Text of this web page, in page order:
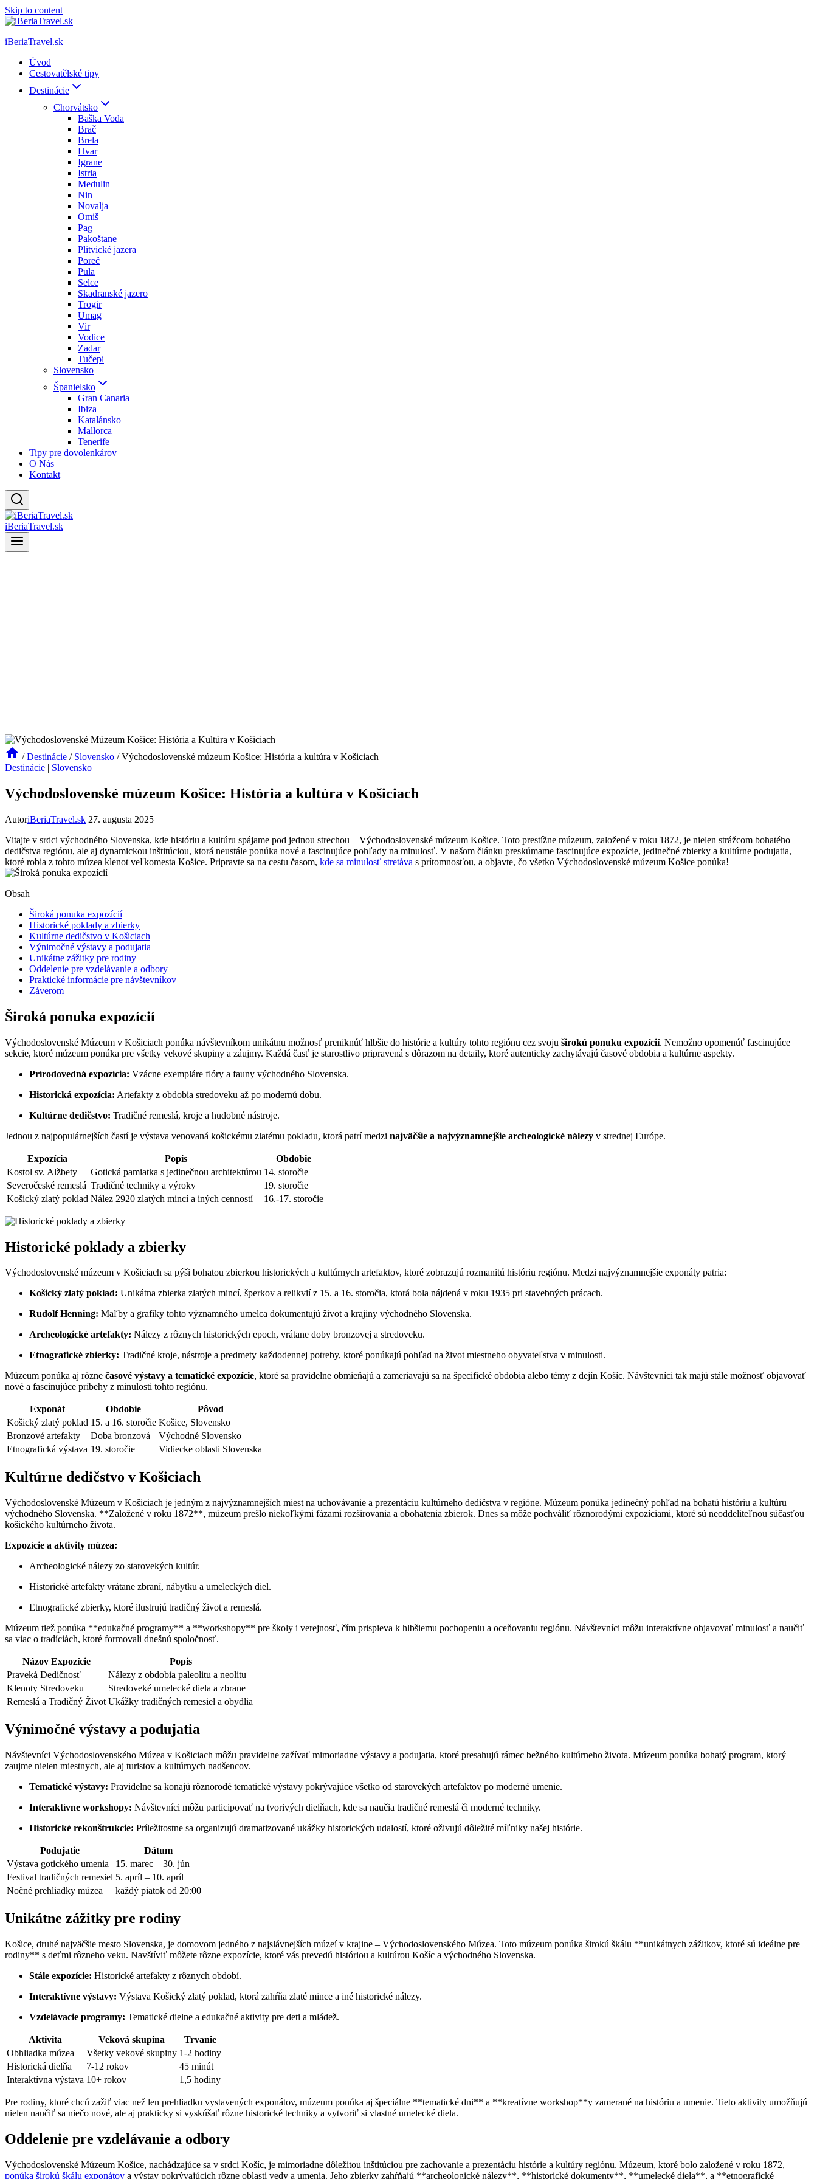
Skip to content
iBeriaTravel.sk
Úvod
Cestovatělské tipy
Destinácie
Chorvátsko
Baška Voda
Brač
Brela
Hvar
Igrane
Istria
Medulin
Nin
Novalja
Omiš
Pag
Pakoštane
Plitvické jazera
Poreč
Pula
Selce
Skadranské jazero
Trogir
Umag
Vir
Vodice
Zadar
Tučepi
Slovensko
Španielsko
Gran Canaria
Ibiza
Katalánsko
Mallorca
Tenerife
Tipy pre dovolenkárov
O Nás
Kontakt
iBeriaTravel.sk
/ Destinácie / Slovensko / Východoslovenské múzeum Košice: História a kultúra v Košiciach
Destinácie | Slovensko
Východoslovenské múzeum Košice: História a kultúra v Košiciach
AutoriBeriaTravel.sk 27. augusta 2025
Vitajte v srdci východného Slovenska, kde históriu a kultúru spájame pod jednou strechou – Východoslovenské múzeum Košice. Toto prestížne múzeum, založené v roku 1872, je nielen strážcom bohatého
dedičstva regiónu, ale aj dynamickou inštitúciou, ktorá neustále ponúka nové a fascinujúce pohľady na minulosť. V našom článku preskúmame fascinujúce expozície, jedinečné zbierky a kultúrne podujatia,
ktoré robia z tohto múzea klenot veľkomesta Košice. Pripravte sa na cestu časom, kde sa minulosť stretáva s prítomnosťou, a objavte, čo všetko Východoslovenské múzeum Košice ponúka!
Obsah
Široká ponuka expozícií
Historické poklady a zbierky
Kultúrne dedičstvo v Košiciach
Výnimočné výstavy a podujatia
Unikátne zážitky pre rodiny
Oddelenie pre vzdelávanie a odbory
Praktické informácie pre návštevníkov
Záverom
Široká ponuka expozícií
Východoslovenské Múzeum v Košiciach ponúka návštevníkom unikátnu možnosť preniknúť hlbšie do histórie a kultúry tohto regiónu cez svoju širokú ponuku expozícií. Nemožno opomenúť fascinujúce
sekcie, ktoré múzeum ponúka pre všetky vekové skupiny a záujmy. Každá časť je starostlivo pripravená s dôrazom na detaily, ktoré autenticky zachytávajú časové obdobia a kultúrne aspekty.
Prírodovedná expozícia: Vzácne exempláre flóry a fauny východného Slovenska.
Historická expozícia: Artefakty z obdobia stredoveku až po modernú dobu.
Kultúrne dedičstvo: Tradičné remeslá, kroje a hudobné nástroje.
Jednou z najpopulárnejších častí je výstava venovaná košickému zlatému pokladu, ktorá patrí medzi najväčšie a najvýznamnejšie archeologické nálezy v strednej Európe.
Expozícia Popis
Obdobie
Kostol sv. Alžbety
Gotická pamiatka s jedinečnou architektúrou 14. storočie
Severočeské remeslá Tradičné techniky a výroky
19. storočie
Košický zlatý poklad Nález 2920 zlatých mincí a iných cenností 16.-17. storočie
Historické poklady a zbierky
Východoslovenské múzeum v Košiciach sa pýši bohatou zbierkou historických a kultúrnych artefaktov, ktoré zobrazujú rozmanitú históriu regiónu. Medzi najvýznamnejšie exponáty patria:
Košický zlatý poklad: Unikátna zbierka zlatých mincí, šperkov a relikvií z 15. a 16. storočia, ktorá bola nájdená v roku 1935 pri stavebných prácach.
Rudolf Henning: Maľby a grafiky tohto významného umelca dokumentujú život a krajiny východného Slovenska.
Archeologické artefakty: Nálezy z rôznych historických epoch, vrátane doby bronzovej a stredoveku.
Etnografické zbierky: Tradičné kroje, nástroje a predmety každodennej potreby, ktoré ponúkajú pohľad na život miestneho obyvateľstva v minulosti.
Múzeum ponúka aj rôzne časové výstavy a tematické expozície, ktoré sa pravidelne obmieňajú a zameriavajú sa na špecifické obdobia alebo témy z dejín Košíc. Návštevníci tak majú stále možnosť objavovať
nové a fascinujúce príbehy z minulosti tohto regiónu.
Exponát Obdobie
Pôvod
Košický zlatý poklad 15. a 16. storočie Košice, Slovensko
Bronzové artefakty
Doba bronzová
Východné Slovensko
Etnografická výstava 19. storočie Vidiecke oblasti Slovenska
Kultúrne dedičstvo v Košiciach
Východoslovenské Múzeum v Košiciach je jedným z najvýznamnejších miest na uchovávanie a prezentáciu kultúrneho dedičstva v regióne. Múzeum ponúka jedinečný pohľad na bohatú históriu a kultúru
východného Slovenska. **Založené v roku 1872**, múzeum prešlo niekoľkými fázami rozširovania a obohatenia zbierok. Dnes sa môže pochváliť rôznorodými expozíciami, ktoré sú neoddeliteľnou súčasťou
košického kultúrneho života.
Expozície a aktivity múzea:
Archeologické nálezy zo starovekých kultúr.
Historické artefakty vrátane zbraní, nábytku a umeleckých diel.
Etnografické zbierky, ktoré ilustrujú tradičný život a remeslá.
Múzeum tiež ponúka **edukačné programy** a **workshopy** pre školy i verejnosť, čím prispieva k hlbšiemu pochopeniu a oceňovaniu regiónu. Návštevníci môžu interaktívne objavovať minulosť a naučiť
sa viac o tradíciách, ktoré formovali dnešnú spoločnosť.
Názov Expozície
Popis
Praveká Dedičnosť
Nálezy z obdobia paleolitu a neolitu
Klenoty Stredoveku
Stredoveké umelecké diela a zbrane
Remeslá a Tradičný Život Ukážky tradičných remesiel a obydlia
Výnimočné výstavy a podujatia
Návštevníci Východoslovenského Múzea v Košiciach môžu pravidelne zažívať mimoriadne výstavy a podujatia, ktoré presahujú rámec bežného kultúrneho života. Múzeum ponúka bohatý program, ktorý
zaujme nielen miestnych, ale aj turistov a kultúrnych nadšencov.
Tematické výstavy: Pravidelne sa konajú rôznorodé tematické výstavy pokrývajúce všetko od starovekých artefaktov po moderné umenie.
Interaktívne workshopy: Návštevníci môžu participovať na tvorivých dielňach, kde sa naučia tradičné remeslá či moderné techniky.
Historické rekonštrukcie: Príležitostne sa organizujú dramatizované ukážky historických udalostí, ktoré oživujú dôležité míľniky našej histórie.
Podujatie
Dátum
Výstava gotického umenia
15. marec – 30. jún
Festival tradičných remesiel 5. apríl – 10. apríl
Nočné prehliadky múzea
každý piatok od 20:00
Unikátne zážitky pre rodiny
Košice, druhé najväčšie mesto Slovenska, je domovom jedného z najslávnejších múzeí v krajine – Východoslovenského Múzea. Toto múzeum ponúka širokú škálu **unikátnych zážitkov, ktoré sú ideálne pre
rodiny** s deťmi rôzneho veku. Navštíviť môžete rôzne expozície, ktoré vás prevedú históriou a kultúrou Košíc a východného Slovenska.
Stále expozície: Historické artefakty z rôznych období.
Interaktívne výstavy: Výstava Košický zlatý poklad, ktorá zahŕňa zlaté mince a iné historické nálezy.
Vzdelávacie programy: Tematické dielne a edukačné aktivity pre deti a mládež.
Aktivita Veková skupina
Trvanie
Obhliadka múzea
Všetky vekové skupiny 1-2 hodiny
Historická dielňa
7-12 rokov
45 minút
Interaktívna výstava 10+ rokov 1,5 hodiny
Pre rodiny, ktoré chcú zažiť viac než len prehliadku vystavených exponátov, múzeum ponúka aj špeciálne **tematické dni** a **kreatívne workshop**y zamerané na históriu a umenie. Tieto aktivity umožňujú
nielen naučiť sa niečo nové, ale aj prakticky si vyskúšať rôzne historické techniky a vytvoriť si vlastné umelecké diela.
Oddelenie pre vzdelávanie a odbory
Východoslovenské Múzeum Košice, nachádzajúce sa v srdci Košíc, je mimoriadne dôležitou inštitúciou pre zachovanie a prezentáciu histórie a kultúry regiónu. Múzeum, ktoré bolo založené v roku 1872,
ponúka širokú škálu exponátov a výstav pokrývajúcich rôzne oblasti vedy a umenia. Jeho zbierky zahŕňajú **archeologické nálezy**, **historické dokumenty**, **umelecké diela**, a **etnografické